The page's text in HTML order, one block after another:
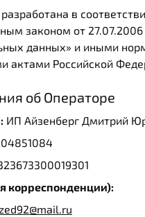
в
законом от
данных» и иными
актами Российской
об Операторе
ИП Айзенберг Дмитрий
корреспонденции):